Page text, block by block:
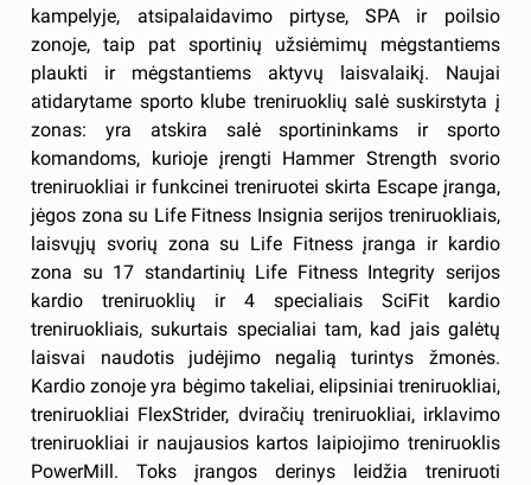
kampelyje, atsipalaidavimo pirtyse, SPA ir poilsio
zonoje, taip pat sportinių užsiėmimų mėgstantiems
plaukti ir mėgstantiems aktyvų laisvalaikį. Naujai
atidarytame sporto klube treniruoklių salė suskirstyta į
zonas: yra atskira salė sportininkams ir sporto
komandoms, kurioje įrengti Hammer Strength svorio
treniruokliai ir funkcinei treniruotei skirta Escape įranga,
jėgos zona su Life Fitness Insignia serijos treniruokliais,
laisvųjų svorių zona su Life Fitness įranga ir kardio
zona su 17 standartinių Life Fitness Integrity serijos
kardio treniruoklių ir 4 specialiais SciFit kardio
treniruokliais, sukurtais specialiai tam, kad jais galėtų
laisvai naudotis judėjimo negalią turintys žmonės.
Kardio zonoje yra bėgimo takeliai, elipsiniai treniruokliai,
treniruokliai FlexStrider, dviračių treniruokliai, irklavimo
treniruokliai ir naujausios kartos laipiojimo treniruoklis
PowerMill. Toks įrangos derinys leidžia treniruoti